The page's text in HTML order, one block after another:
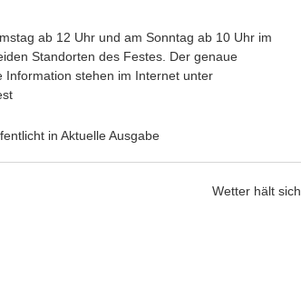
ab 12 Uhr und am Sonntag ab 10 Uhr im
Standorten des Festes. Der genaue
stehen im Internet unter
in Aktuelle Ausgabe
Wetter hält sich